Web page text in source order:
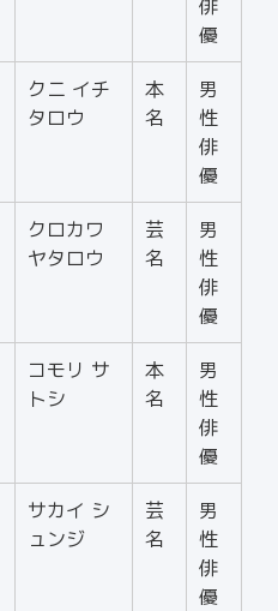
俳
優
クニ イチ
タロウ
本
名
男
性
俳
優
クロカワ
ヤタロウ
芸
名
男
性
俳
優
コモリ サ
トシ
本
名
男
性
俳
優
サカイ シ
ュンジ
芸
名
男
性
俳
優